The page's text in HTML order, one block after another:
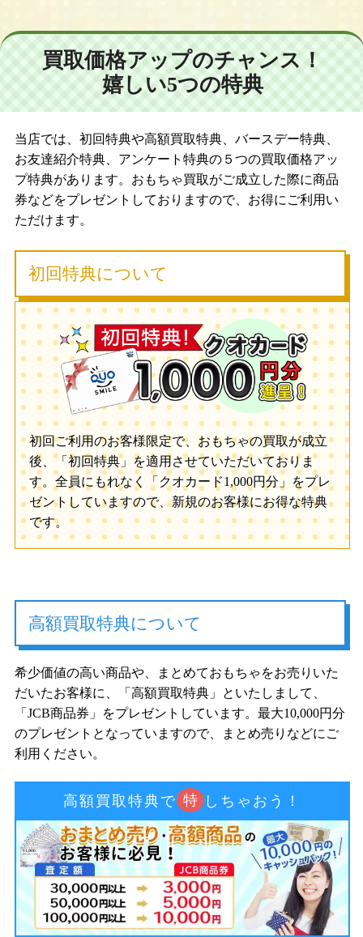
買取価格アップのチャンス！
嬉しい5つの特典
当店では、初回特典や高額買取特典、バースデー特典、
お友達紹介特典、アンケート特典の５つの買取価格アッ
プ特典があります。おもちゃ買取がご成立した際に商品
券などをプレゼントしておりますので、お得にご利用い
ただけます。
初回特典について
初回ご利用のお客様限定で、おもちゃの買取が成立
後、「初回特典」を適用させていただいておりま
す。全員にもれなく「クオカード1,000円分」をプレ
ゼントしていますので、新規のお客様にお得な特典
です。
高額買取特典について
希少価値の高い商品や、まとめておもちゃをお売りいた
だいたお客様に、「高額買取特典」といたしまして、
「JCB商品券」をプレゼントしています。最大10,000円分
のプレゼントとなっていますので、まとめ売りなどにご
利用ください。
高額買取特典で 特 しちゃおう！